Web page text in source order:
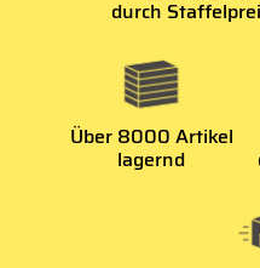
durch
Über 8000 Artikel
lagernd